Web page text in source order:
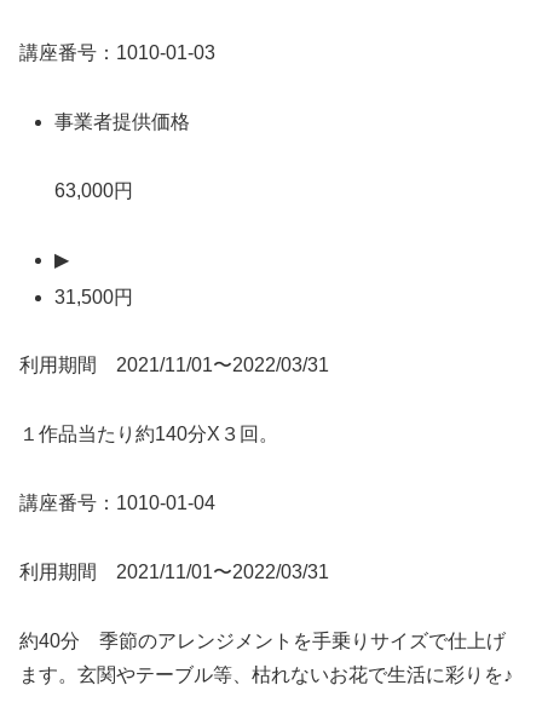
講座番号：1010-01-03
事業者提供価格
63,000円
▶
31,500円
利用期間 2021/11/01〜2022/03/31
１作品当たり約140分X３回。
講座番号：1010-01-04
利用期間 2021/11/01〜2022/03/31
約40分 季節のアレンジメントを手乗りサイズで仕上げ
ます。玄関やテーブル等、枯れないお花で生活に彩りを♪